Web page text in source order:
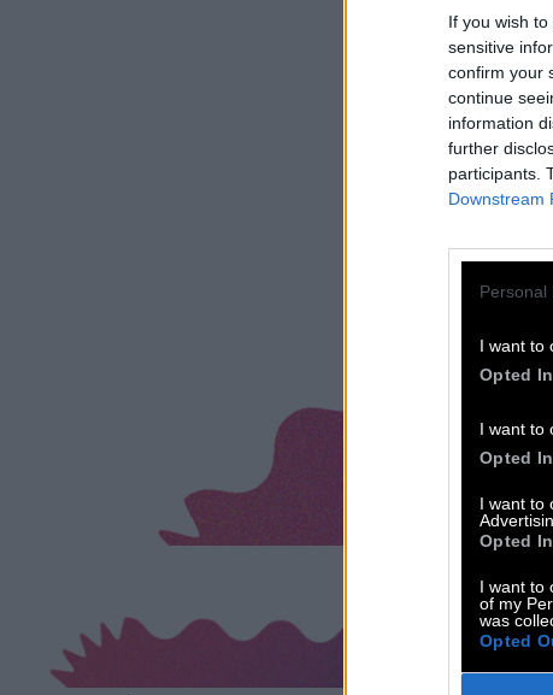
If you wish
sensitive
confirm your
continue
information
further
participants.
Downstream
Personal
I want to
Opted In
I want to
Opted In
I want to
Opted In
I want to
of my
was
Opted